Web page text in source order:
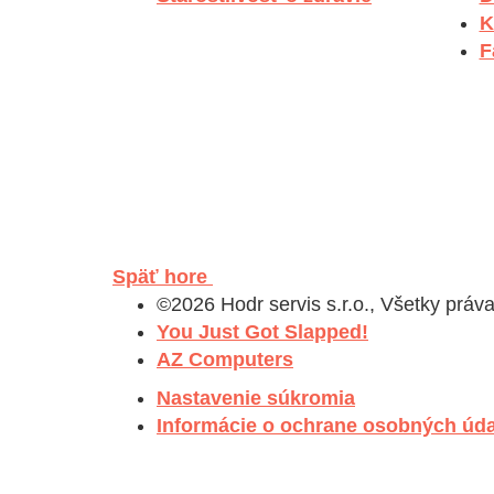
Späť hore
©2026 Hodr servis s.r.o., Všetky
You Just Got Slapped!
AZ Computers
Nastavenie súkromia
Informácie o ochrane osobných